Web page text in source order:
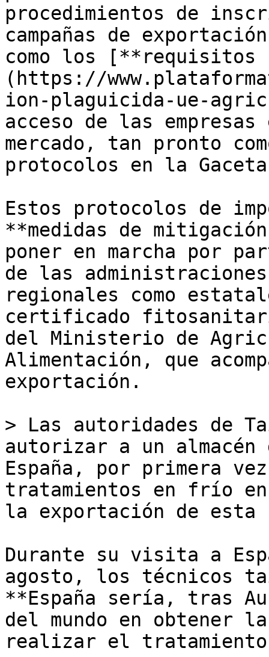
procedimientos de
campañas de
como los
(https://
ion-plaguicida-ue-
acceso de las
mercado, tan pronto
protocolos en la
Estos protocolos de
**medidas de
poner en marcha por
de las
regionales como
certificado
del Ministerio de
Alimentación, que
exportación.
> Las autoridades de
autorizar a un almacén
España, por primera
tratamientos en frío
la exportación de
Durante su visita a
agosto, los técnicos
**España sería, tras
del mundo en obtener
realizar el